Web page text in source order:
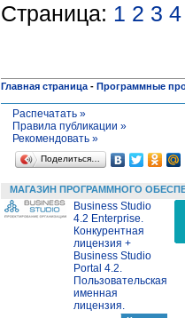
Страница: 1 2 3 4
Главная страница - Программные
Распечатать »
Правила публикации »
Рекомендовать »
Поделиться…
МАГАЗИН ПРОГРАММНОГО
Business Studio
4.2 Enterprise.
Конкурентная
лицензия +
Business Studio
Portal 4.2.
Пользовательская
именная
лицензия.